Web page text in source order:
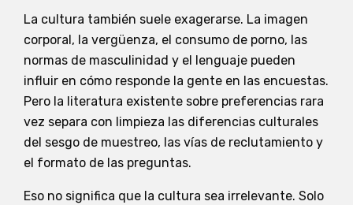
La cultura también suele exagerarse. La imagen
corporal, la vergüenza, el consumo de porno, las
normas de masculinidad y el lenguaje pueden
influir en cómo responde la gente en las encuestas.
Pero la literatura existente sobre preferencias rara
vez separa con limpieza las diferencias culturales
del sesgo de muestreo, las vías de reclutamiento y
el formato de las preguntas.
Eso no significa que la cultura sea irrelevante. Solo